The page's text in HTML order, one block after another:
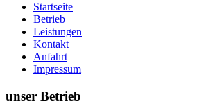
Startseite
Betrieb
Leistungen
Kontakt
Anfahrt
Impressum
unser Betrieb